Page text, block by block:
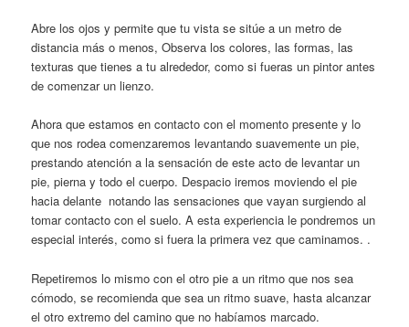
Abre los ojos y permite que tu vista se sitúe a un metro de
distancia más o menos, Observa los colores, las formas, las
texturas que tienes a tu alrededor, como si fueras un pintor antes
de comenzar un lienzo.
Ahora que estamos en contacto con el momento presente y lo
que nos rodea comenzaremos levantando suavemente un pie,
prestando atención a la sensación de este acto de levantar un
pie, pierna y todo el cuerpo. Despacio iremos moviendo el pie
hacia delante notando las sensaciones que vayan surgiendo al
tomar contacto con el suelo. A esta experiencia le pondremos un
especial interés, como si fuera la primera vez que caminamos. .
Repetiremos lo mismo con el otro pie a un ritmo que nos sea
cómodo, se recomienda que sea un ritmo suave, hasta alcanzar
el otro extremo del camino que no habíamos marcado.